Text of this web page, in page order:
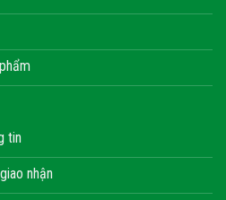
tin
nhận